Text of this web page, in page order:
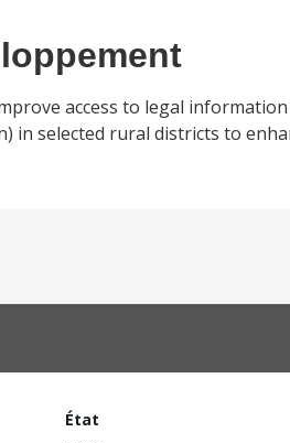
access to legal
in selected rural districts to
État